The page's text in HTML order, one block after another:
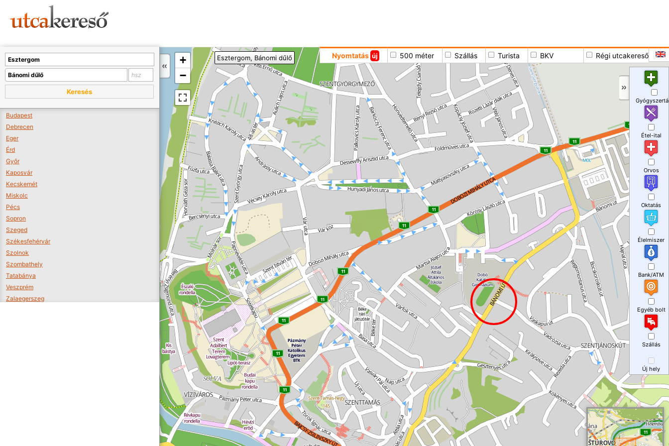
+
−
Nyomtatás új 500 méter Szállás Turista BKV Régi utcakereső
Esztergom, Bánomi dűlő
Keresés
Budapest
Debrecen
Eger
Érd
Győr
Kaposvár
Kecskemét
Miskolc
Pécs
Sopron
Szeged
Székesfehérvár
Szolnok
Szombathely
Tatabánya
Veszprém
Zalaegerszeg
Étel-ital
Orvos
Oktatás
Élelmiszer
Bank/ATM
Egyéb bolt
Szállás
Új hely
A térképet kicsinyíteni kell, hogy látszódjanak a boltok.
Boltok látszódjanak >>